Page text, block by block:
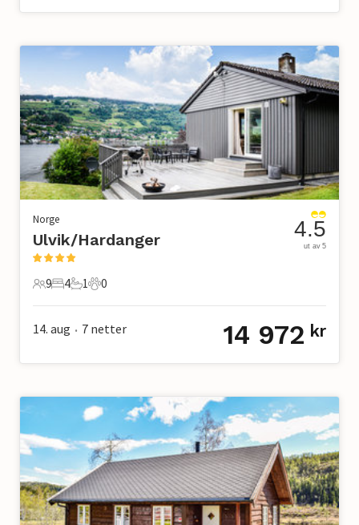
Norge
Ulvik/Hardanger
9 Gjester
9
4 Soverom
4
1 Bad
1
0 Kjæledyr
0
4.5
ut av 5
14. aug • 7 netter 14 972 kr